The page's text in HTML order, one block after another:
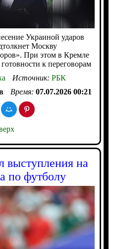
Украиной ударов
Москву
При этом в Кремле
к переговорам
Источник: РБК
Время: 07.07.2026 00:21
выступления на
по футболу